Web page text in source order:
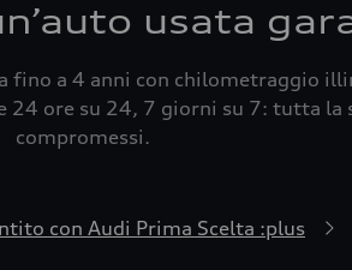
usata
fino a 4 anni con chilometraggio
ore su 24, 7 giorni su 7: tutta la
compromessi.
con Audi Prima Scelta :plus